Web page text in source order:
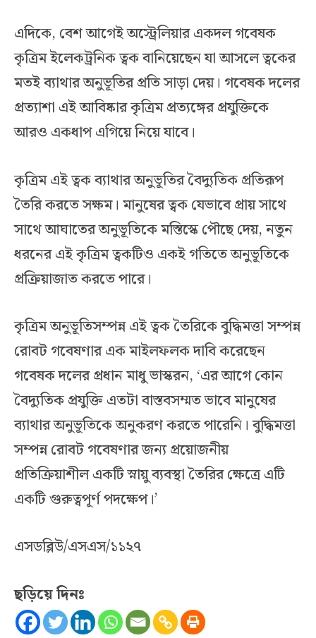
এদিকে, বেশ আগেই অস্ট্রেলিয়ার একদল গবেষক
কৃত্রিম ইলেকট্রনিক ত্বক বানিয়েছেন যা আসলে ত্বকের
মতই ব্যাথার অনুভূতির প্রতি সাড়া দেয়। গবেষক দলের
প্রত্যাশা এই আবিষ্কার কৃত্রিম প্রত্যঙ্গের প্রযুক্তিকে
আরও একধাপ এগিয়ে নিয়ে যাবে।
কৃত্রিম এই ত্বক ব্যাথার অনুভূতির বৈদ্যুতিক প্রতিরূপ
তৈরি করতে সক্ষম। মানুষের ত্বক যেভাবে প্রায় সাথে
সাথে আঘাতের অনুভূতিকে মস্তিস্কে পৌছে দেয়, নতুন
ধরনের এই কৃত্রিম ত্বকটিও একই গতিতে অনুভূতিকে
প্রক্রিয়াজাত করতে পারে।
কৃত্রিম অনুভূতিসম্পন্ন এই ত্বক তৈরিকে বুদ্ধিমত্তা সম্পন্ন
রোবট গবেষণার এক মাইলফলক দাবি করেছেন
গবেষক দলের প্রধান মাধু ভাস্করন, ‘এর আগে কোন
বৈদ্যুতিক প্রযুক্তি এতটা বাস্তবসম্মত ভাবে মানুষের
ব্যাথার অনুভূতিকে অনুকরণ করতে পারেনি। বুদ্ধিমত্তা
সম্পন্ন রোবট গবেষণার জন্য প্রয়োজনীয়
প্রতিক্রিয়াশীল একটি স্নায়ু ব্যবস্থা তৈরির ক্ষেত্রে এটি
একটি গুরুত্বপূর্ণ পদক্ষেপ।’
এসডব্লিউ/এসএস/১১২৭
ছড়িয়ে দিনঃ